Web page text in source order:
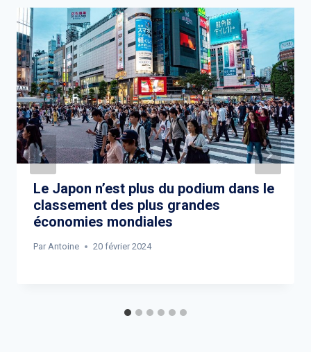
Le Japon n’est plus du podium dans le
classement des plus grandes
économies mondiales
Par Antoine 20 février 2024